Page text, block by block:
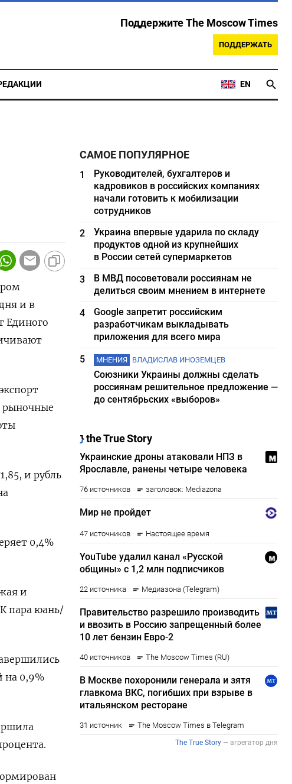
Поддержите The Moscow Times
ПОДДЕРЖАТЬ
EN
и в
Единого
рыночные
и рубль
0,4%
‌и
пара юань/
на 0,9%
САМОЕ ПОПУЛЯРНОЕ
1
Руководителей, бухгалтеров и
кадровиков в российских компаниях
начали готовить к мобилизации
сотрудников
2
Украина впервые ударила по складу
продуктов одной из крупнейших
в России сетей супермаркетов
3
В МВД посоветовали россиянам не
делиться своим мнением в интернете
4
Google запретит российским
разработчикам выкладывать
приложения для всего мира
5
МНЕНИЯ ВЛАДИСЛАВ ИНОЗЕМЦЕВ
Союзники Украины должны сделать
россиянам решительное предложение —
до сентябрьских «выборов»